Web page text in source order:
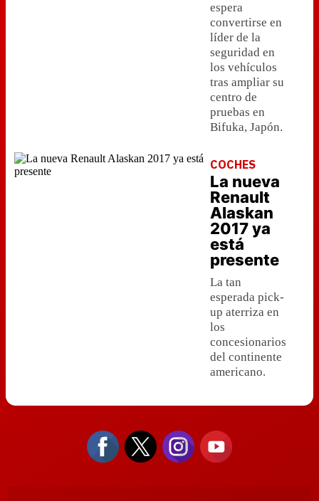
espera
convertirse en
líder de la
seguridad en
los vehículos
tras ampliar su
centro de
pruebas en
Bifuka, Japón.
COCHES
La nueva
Renault
Alaskan
2017 ya
está
presente
La tan
esperada pick-
up aterriza en
los
concesionarios
del continente
americano.